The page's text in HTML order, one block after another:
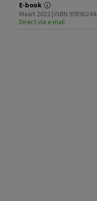
E-book
Maart 2022 | ISBN
Direct via e-mail